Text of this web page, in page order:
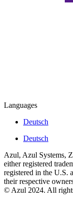
Languages
Deutsch
Deutsch
Azul, Azul Systems,
either registered
registered in the U.S.
their respective
© Azul 2024. All